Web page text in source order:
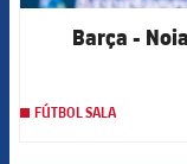
Barça -
FÚTBOL SALA